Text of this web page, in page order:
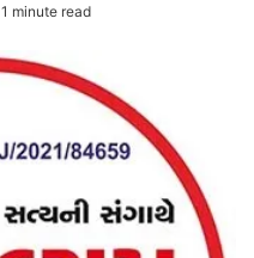
1 minute read